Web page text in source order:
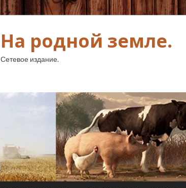
На родной земле.
Сетевое издание.